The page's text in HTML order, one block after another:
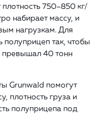
750–850 кг/
набирает массу, и
нагрузкам. Для
полуприцеп так, чтобы
превышал 40 тонн
Grunwald помогут
плотность груза и
полуприцепа под